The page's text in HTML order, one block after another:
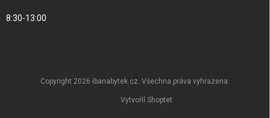
8:30-13:00
Vytvořil Shoptet
Copyright 2026 ibanabytek.cz. Všechna práva vyhrazena.